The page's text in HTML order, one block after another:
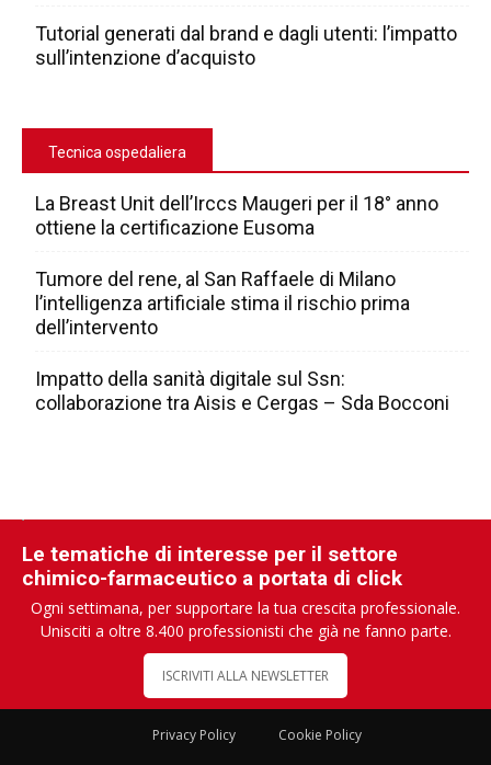
Tutorial generati dal brand e dagli utenti: l’impatto
sull’intenzione d’acquisto
Tecnica ospedaliera
La Breast Unit dell’Irccs Maugeri per il 18° anno
ottiene la certificazione Eusoma
Tumore del rene, al San Raffaele di Milano
l’intelligenza artificiale stima il rischio prima
dell’intervento
Impatto della sanità digitale sul Ssn:
collaborazione tra Aisis e Cergas – Sda Bocconi
Le tematiche di interesse per il settore
chimico-farmaceutico a portata di click
Ogni settimana, per supportare la tua crescita professionale.
Unisciti a oltre 8.400 professionisti che già ne fanno parte.
ISCRIVITI ALLA NEWSLETTER
Privacy Policy Cookie Policy